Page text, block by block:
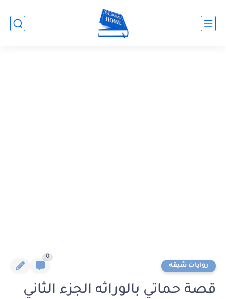
روايات شيقه
0
قصة حماتي بالوراثه الجزء الثاني